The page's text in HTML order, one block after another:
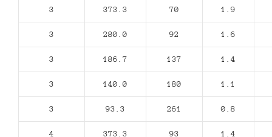
3 373.3 70 1.9
3 280.0 92 1.6
3 186.7 137 1.4
3 140.0 180 1.1
3 93.3 261 0.8
4 373.3 93 1.4